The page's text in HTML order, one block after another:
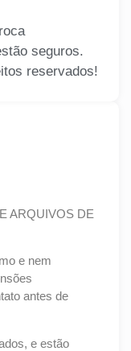
ARQUIVOS DE
e nem
antes de
e estão
seguros.
reservados!